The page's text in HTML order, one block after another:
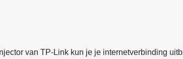
van TP-Link kun je je internetverbinding